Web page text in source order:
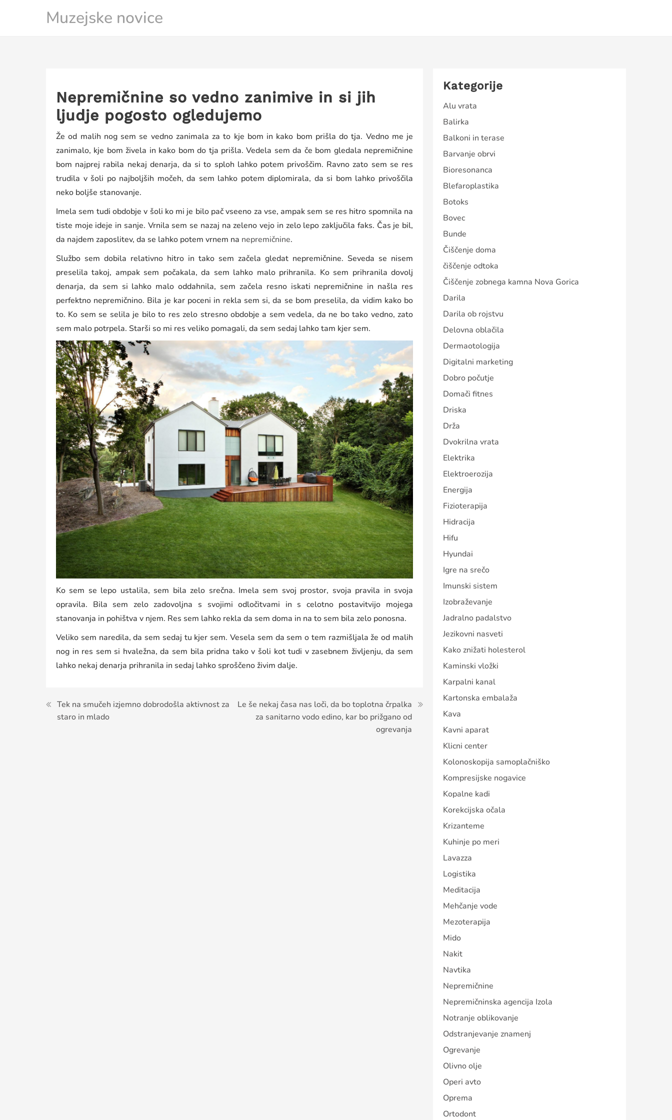
Muzejske novice
Nepremičnine so vedno zanimive in si jih
ljudje pogosto ogledujemo
Že od malih nog sem se vedno zanimala za to kje bom in kako bom prišla do tja. Vedno me je
zanimalo, kje bom živela in kako bom do tja prišla. Vedela sem da če bom gledala nepremičnine
bom najprej rabila nekaj denarja, da si to sploh lahko potem privoščim. Ravno zato sem se res
trudila v šoli po najboljših močeh, da sem lahko potem diplomirala, da si bom lahko privoščila
neko boljše stanovanje.
Imela sem tudi obdobje v šoli ko mi je bilo pač vseeno za vse, ampak sem se res hitro spomnila na
tiste moje ideje in sanje. Vrnila sem se nazaj na zeleno vejo in zelo lepo zaključila faks. Čas je bil,
da najdem zaposlitev, da se lahko potem vrnem na nepremičnine.
Službo sem dobila relativno hitro in tako sem začela gledat nepremičnine. Seveda se nisem
preselila takoj, ampak sem počakala, da sem lahko malo prihranila. Ko sem prihranila dovolj
denarja, da sem si lahko malo oddahnila, sem začela resno iskati nepremičnine in našla res
perfektno nepremičnino. Bila je kar poceni in rekla sem si, da se bom preselila, da vidim kako bo
to. Ko sem se selila je bilo to res zelo stresno obdobje a sem vedela, da ne bo tako vedno, zato
sem malo potrpela. Starši so mi res veliko pomagali, da sem sedaj lahko tam kjer sem.
Ko sem se lepo ustalila, sem bila zelo srečna. Imela sem svoj prostor, svoja pravila in svoja
opravila. Bila sem zelo zadovoljna s svojimi odločitvami in s celotno postavitvijo mojega
stanovanja in pohištva v njem. Res sem lahko rekla da sem doma in na to sem bila zelo ponosna.
Veliko sem naredila, da sem sedaj tu kjer sem. Vesela sem da sem o tem razmišljala že od malih
nog in res sem si hvaležna, da sem bila pridna tako v šoli kot tudi v zasebnem življenju, da sem
lahko nekaj denarja prihranila in sedaj lahko sproščeno živim dalje.
Navigacija
prispevka
Tek na smučeh izjemno dobrodošla aktivnost za
staro in mlado
Le še nekaj časa nas loči, da bo toplotna črpalka
za sanitarno vodo edino, kar bo prižgano od
ogrevanja
Kategorije
Alu vrata
Balirka
Balkoni in terase
Barvanje obrvi
Bioresonanca
Blefaroplastika
Botoks
Bovec
Bunde
Čiščenje doma
čiščenje odtoka
Čiščenje zobnega kamna Nova Gorica
Darila
Darila ob rojstvu
Delovna oblačila
Dermaotologija
Digitalni marketing
Dobro počutje
Domači fitnes
Driska
Drža
Dvokrilna vrata
Elektrika
Elektroerozija
Energija
Fizioterapija
Hidracija
Hifu
Hyundai
Igre na srečo
Imunski sistem
Izobraževanje
Jadralno padalstvo
Jezikovni nasveti
Kako znižati holesterol
Kaminski vložki
Karpalni kanal
Kartonska embalaža
Kava
Kavni aparat
Klicni center
Kolonoskopija samoplačniško
Kompresijske nogavice
Kopalne kadi
Korekcijska očala
Krizanteme
Kuhinje po meri
Lavazza
Logistika
Meditacija
Mehčanje vode
Mezoterapija
Mido
Nakit
Navtika
Nepremičnine
Nepremičninska agencija Izola
Notranje oblikovanje
Odstranjevanje znamenj
Ogrevanje
Olivno olje
Operi avto
Oprema
Ortodont